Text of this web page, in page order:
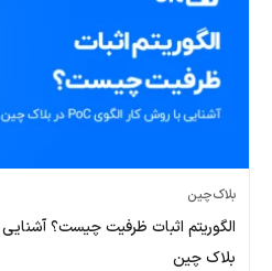
بلاک‌چین
بلاک چین